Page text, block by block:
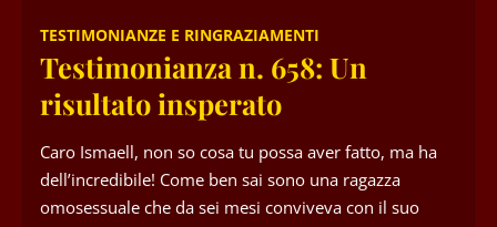
TESTIMONIANZE E RINGRAZIAMENTI
Testimonianza n. 658: Un
risultato insperato
Caro Ismaell, non so cosa tu possa aver fatto, ma ha
dell’incredibile! Come ben sai sono una ragazza
omosessuale che da sei mesi conviveva con il suo